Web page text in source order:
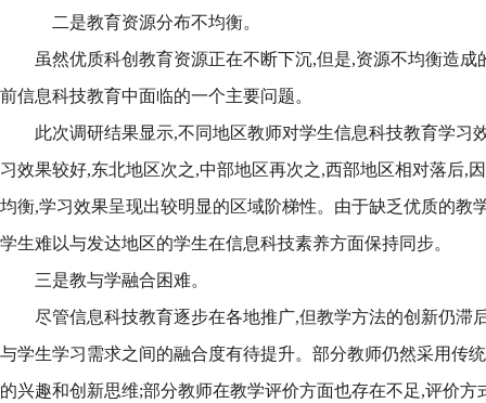
二是教育资源分布不均衡。
虽然优质科创教育资源正在不断下沉,但是,资源不均衡造成
前信息科技教育中面临的一个主要问题。
此次调研结果显示,不同地区教师对学生信息科技教育学习
习效果较好,东北地区次之,中部地区再次之,西部地区相对落后,
均衡,学习效果呈现出较明显的区域阶梯性。由于缺乏优质的教
学生难以与发达地区的学生在信息科技素养方面保持同步。
三是教与学融合困难。
尽管信息科技教育逐步在各地推广,但教学方法的创新仍滞
与学生学习需求之间的融合度有待提升。部分教师仍然采用传
的兴趣和创新思维;部分教师在教学评价方面也存在不足,评价